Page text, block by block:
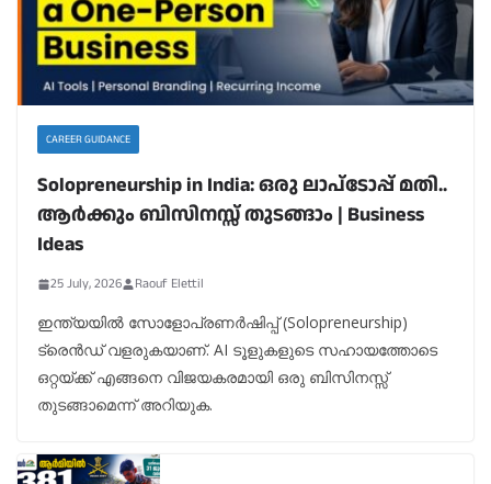
CAREER GUIDANCE
Solopreneurship in India: ഒരു ലാപ്ടോപ്പ് മതി..
ആർക്കും ബിസിനസ്സ് തുടങ്ങാം | Business
Ideas
25 July, 2026 Raouf Elettil
ഇന്ത്യയിൽ സോളോപ്രണർഷിപ്പ് (Solopreneurship)
ട്രെൻഡ് വളരുകയാണ്. AI ടൂളുകളുടെ സഹായത്തോടെ
ഒറ്റയ്ക്ക് എങ്ങനെ വിജയകരമായി ഒരു ബിസിനസ്സ്
തുടങ്ങാമെന്ന് അറിയുക.